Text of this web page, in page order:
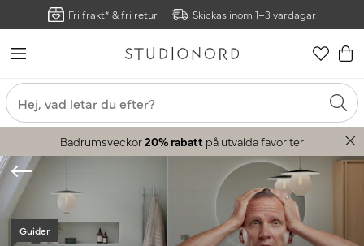
Fri frakt* & fri retur Skickas inom 1–3 vardagar
Badrumsveckor20% rabatt på utvalda favoriter
Guider